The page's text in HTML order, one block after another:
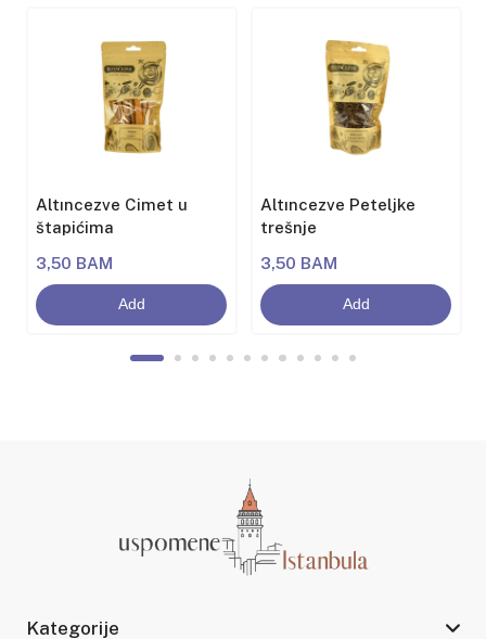
Altıncezve Cimet u
štapićima
3,50 BAM
Add
Altıncezve Peteljke
trešnje
3,50 BAM
Add
Kategorije